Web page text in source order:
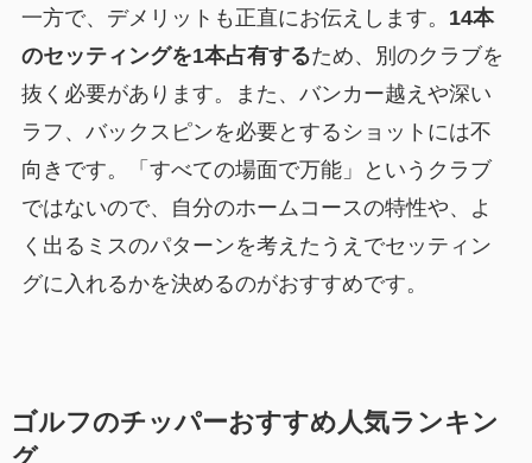
一方で、デメリットも正直にお伝えします。 14本
のセッティングを1本占有するため、別のクラブを
抜く必要があります。また、バンカー越えや深い
ラフ、バックスピンを必要とするショットには不
向きです。「すべての場面で万能」というクラブ
ではないので、自分のホームコースの特性や、よ
く出るミスのパターンを考えたうえでセッティン
グに入れるかを決めるのがおすすめです。
ゴルフのチッパーおすすめ人気ランキン